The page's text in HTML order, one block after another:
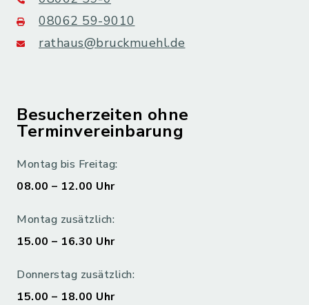
08062 59-9010
rathaus@bruckmuehl.de
Besucherzeiten ohne
Terminvereinbarung
Montag bis Freitag:
08.00 – 12.00 Uhr
Montag zusätzlich:
15.00 – 16.30 Uhr
Donnerstag zusätzlich:
15.00 – 18.00 Uhr